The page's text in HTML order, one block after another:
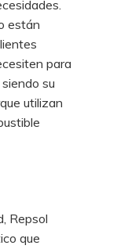
están
para
su
utilizan
Repsol
que